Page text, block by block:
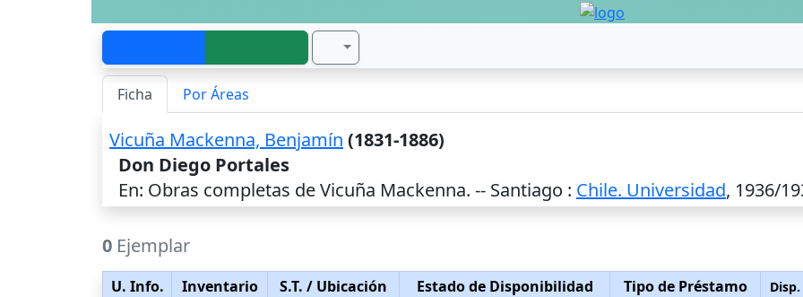
Ficha Por Áreas
Vicuña Mackenna, Benjamín (1831-1886)
Don Diego Portales
En: Obras completas de Vicuña Mackenna. -- Santiago : Chile. Universidad, 1936/
0 Ejemplar
U. Info. Inventario S.T. / Ubicación Estado de Disponibilidad Tipo de Préstamo